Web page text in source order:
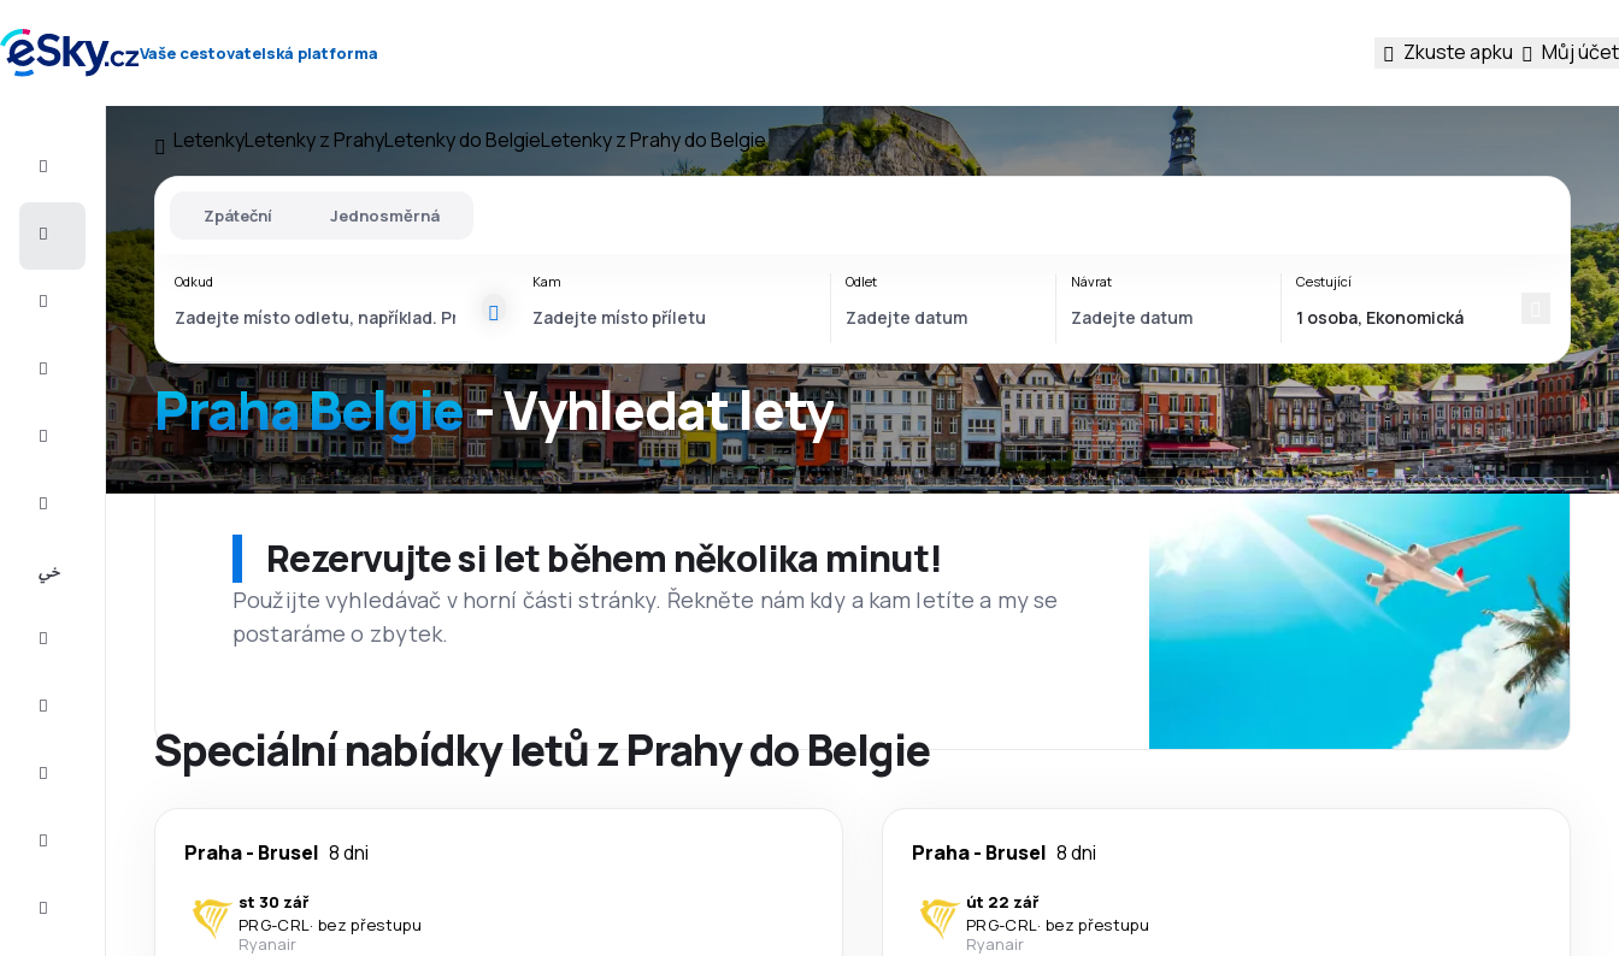
Vaše cestovatelská platforma Zkuste apku Můj účet
Letenky
Dovolená
2026/27
LetenkyLetenky z PrahyLetenky do BelgieLetenky z Prahy do Belgie
Praha Belgie- Vyhledat lety
Zpáteční Jednosměrná
Odkud Kam Odlet Návrat Cestující
Rezervujte si let během několika minut!
Použijte vyhledávač v horní části stránky. Řekněte nám kdy a kam letíte a my se
postaráme o zbytek.
Speciální nabídky letů z Prahy do Belgie
Praha- Brusel 8 dni
st 30 zář
PRG-CRL · bez přestupu
Ryanair
Praha- Brusel 8 dni
út 22 zář
PRG-CRL · bez přestupu
Ryanair